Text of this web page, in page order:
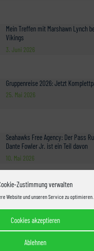
Zustimmung verwalten
Website und unseren Service zu optimieren.
Cookies akzeptieren
Ablehnen
Mein Treffen mit Marshawn Lynch
Vikings
3. Juni 2026
Gruppenreise 2026: Jetzt
25. Mai 2026
Seahawks Free Agency: Der Pass
Dante Fowler Jr. ist ein Teil davon
10. Mai 2026
See A Hawk 2026: Michael Dansby
See A Hawk 2026: Deven Eastern